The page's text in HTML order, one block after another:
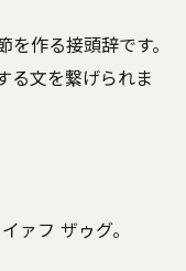
作る接頭辞です。
る文を繋げられま
ァフ ザゥグ。